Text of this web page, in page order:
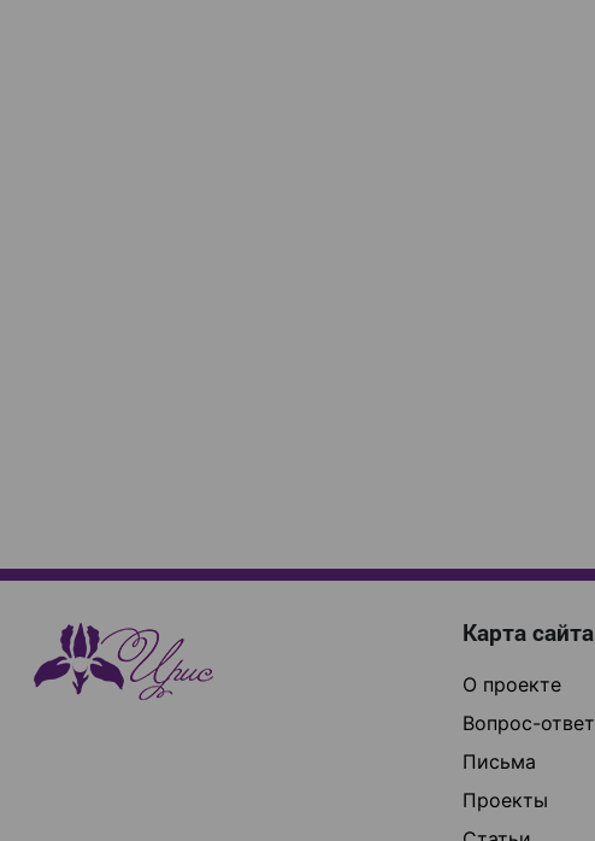
Карта сайта
О проекте
Вопрос-ответ
Письма
Проекты